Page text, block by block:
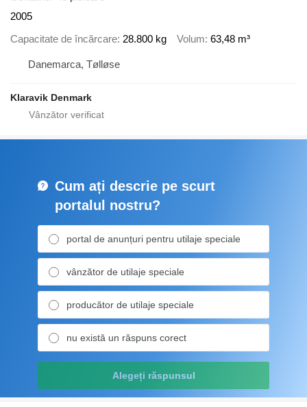
2005
Capacitate de încărcare 28.800 kg Volum 63,48 m³
Danemarca, Tølløse
Klaravik Denmark
Cum ați descrie pe scurt
portalul nostru?
portal de anunțuri pentru utilaje speciale
vânzător de utilaje speciale
producător de utilaje speciale
nu există un răspuns corect
Alegeți răspunsul